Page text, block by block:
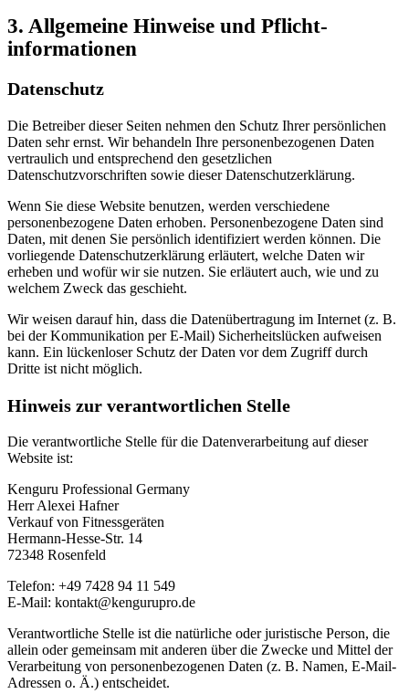
3. Allgemeine Hinweise und Pflicht­
informationen
Datenschutz
Die Betreiber dieser Seiten nehmen den Schutz Ihrer persönlichen
Daten sehr ernst. Wir behandeln Ihre personenbezogenen Daten
vertraulich und entsprechend den gesetzlichen
Datenschutzvorschriften sowie dieser Datenschutzerklärung.
Wenn Sie diese Website benutzen, werden verschiedene
personenbezogene Daten erhoben. Personenbezogene Daten sind
Daten, mit denen Sie persönlich identifiziert werden können. Die
vorliegende Datenschutzerklärung erläutert, welche Daten wir
erheben und wofür wir sie nutzen. Sie erläutert auch, wie und zu
welchem Zweck das geschieht.
Wir weisen darauf hin, dass die Datenübertragung im Internet (z. B.
bei der Kommunikation per E-Mail) Sicherheitslücken aufweisen
kann. Ein lückenloser Schutz der Daten vor dem Zugriff durch
Dritte ist nicht möglich.
Hinweis zur verantwortlichen Stelle
Die verantwortliche Stelle für die Datenverarbeitung auf dieser
Website ist:
Kenguru Professional Germany
Herr Alexei Hafner
Verkauf von Fitnessgeräten
Hermann-Hesse-Str. 14
72348 Rosenfeld
Telefon: +49 7428 94 11 549
E-Mail: kontakt@kengurupro.de
Verantwortliche Stelle ist die natürliche oder juristische Person, die
allein oder gemeinsam mit anderen über die Zwecke und Mittel der
Verarbeitung von personenbezogenen Daten (z. B. Namen, E-Mail-
Adressen o. Ä.) entscheidet.